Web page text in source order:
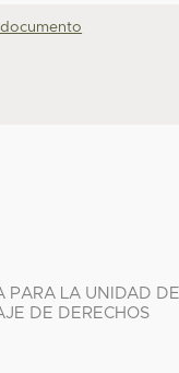
PARA LA UNIDAD DE
DE DERECHOS